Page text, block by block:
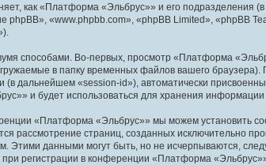
как «Платформа «Эльбрус»» и его
phpBB», «www.phpbb.com», «phpBB Limited», «phpBB
способами. Во-первых, просмотр «Платформа
в папку временных файлов вашего
(в дальнейшем «session-id»), автоматически
и будет использоваться для хранения
«Платформа «Эльбрус»» мы можем установить
рассмотрение страниц, созданных
Этими данными могут быть, но не исчерпываются,
регистрации в конференции «Платформа